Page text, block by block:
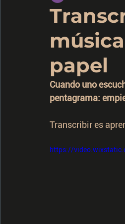
papel
Cuando uno
pentagrama:
Transcribir es
https://